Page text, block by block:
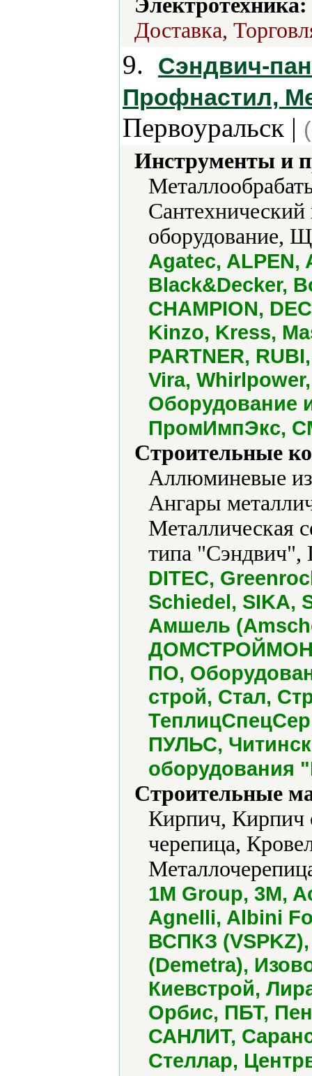
Электротехника:
Доставка,
9.
Сэндвич-
Профнастил,
Первоуральск |
Инструменты и
оборудование,
Agatec, ALPEN,
Black&Decker,
CHAMPION,
Kinzo, Kress,
PARTNER,
Vira,
Оборудование
ПромИмпЭкс,
Строительные
Аллюминевые
Ангары
Металлическая
типа
DITEC,
Schiedel, SIKA,
Амшель
ПО,
строй, Стал,
ПУЛЬС,
оборудования
Строительные
Кирпич, Кирпич
черепица,
1M Group, 3M,
Agnelli, Albini
ВСПКЗ
(Demetra),
Киевстрой,
Орбис, ПБТ,
САНЛИТ,
Стеллар,